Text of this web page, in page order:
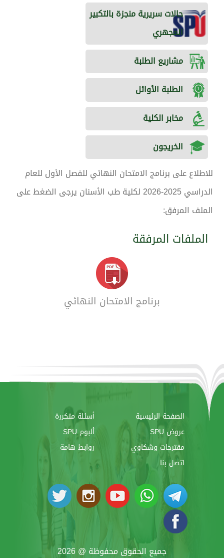
حالات سريرية منجزة بالتكبير
المجهري
مشاريع الطلبة
الطلبة الأوائل
مخابر الكلية
الخريجون
للاطلاع على برنامج الامتحان النهائي للفصل الأول للعام
الدراسي 2025-2026 لكلية طب الأسنان يرجى الضغط على
الملف المرفق:
الملفات المرفقة
برنامج الامتحان النهائي
الصفحة الرئيسية
أسئلة متكررة
عروض SPU
ألبوم SPU
مقترحات وشكاوي
روابط هامة
اتصل بنا
جميع الحقوق محفوظة @ 2026